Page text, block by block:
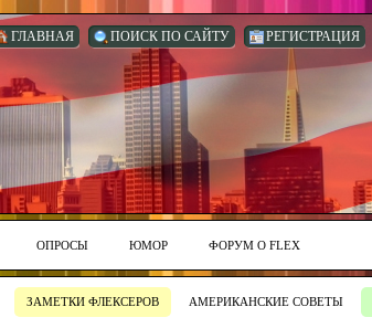
РЕГИСТРАЦИЯ
ПОИСК ПО САЙТУ
ГЛАВНАЯ
ОПРОСЫ ЮМОР ФОРУМ О FLEX
ЗАМЕТКИ ФЛЕКСЕРОВ АМЕРИКАНСКИЕ СОВЕТЫ